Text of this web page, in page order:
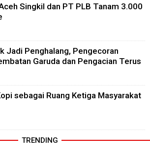
Singkil dan PT PLB Tanam 3.000
Jadi Penghalang, Pengecoran
Garuda dan Pengacian Terus
sebagai Ruang Ketiga Masyarakat
TRENDING